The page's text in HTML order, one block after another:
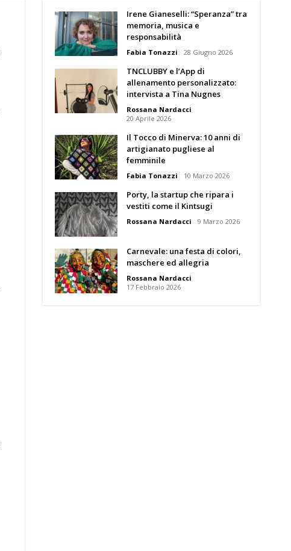
Irene Gianeselli: “Speranza” tra
memoria, musica e
responsabilità
Fabia Tonazzi 28 Giugno 2026
TNCLUBBY e l’App di
allenamento personalizzato:
intervista a Tina Nugnes
Rossana Nardacci
20 Aprile 2026
Il Tocco di Minerva: 10 anni di
artigianato pugliese al
femminile
Fabia Tonazzi 10 Marzo 2026
Porty, la startup che ripara i
vestiti come il Kintsugi
Rossana Nardacci 9 Marzo 2026
Carnevale: una festa di colori,
maschere ed allegria
Rossana Nardacci
17 Febbraio 2026